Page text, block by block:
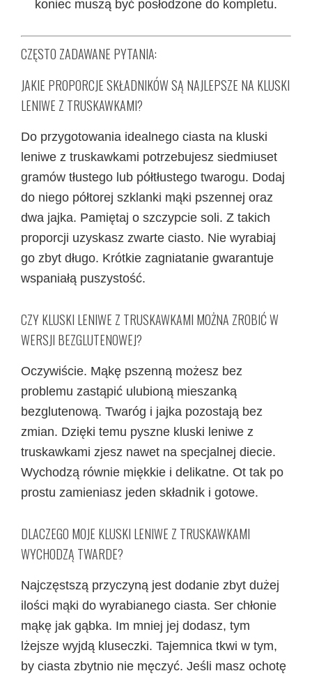
koniec muszą być posłodzone do kompletu.
CZĘSTO ZADAWANE PYTANIA:
JAKIE PROPORCJE SKŁADNIKÓW SĄ NAJLEPSZE NA KLUSKI
LENIWE Z TRUSKAWKAMI?
Do przygotowania idealnego ciasta na kluski
leniwe z truskawkami potrzebujesz siedmiuset
gramów tłustego lub półtłustego twarogu. Dodaj
do niego półtorej szklanki mąki pszennej oraz
dwa jajka. Pamiętaj o szczypcie soli. Z takich
proporcji uzyskasz zwarte ciasto. Nie wyrabiaj
go zbyt długo. Krótkie zagniatanie gwarantuje
wspaniałą puszystość.
CZY KLUSKI LENIWE Z TRUSKAWKAMI MOŻNA ZROBIĆ W
WERSJI BEZGLUTENOWEJ?
Oczywiście. Mąkę pszenną możesz bez
problemu zastąpić ulubioną mieszanką
bezglutenową. Twaróg i jajka pozostają bez
zmian. Dzięki temu pyszne kluski leniwe z
truskawkami zjesz nawet na specjalnej diecie.
Wychodzą równie miękkie i delikatne. Ot tak po
prostu zamieniasz jeden składnik i gotowe.
DLACZEGO MOJE KLUSKI LENIWE Z TRUSKAWKAMI
WYCHODZĄ TWARDE?
Najczęstszą przyczyną jest dodanie zbyt dużej
ilości mąki do wyrabianego ciasta. Ser chłonie
mąkę jak gąbka. Im mniej jej dodasz, tym
lżejsze wyjdą kluseczki. Tajemnica tkwi w tym,
by ciasta zbytnio nie męczyć. Jeśli masz ochotę